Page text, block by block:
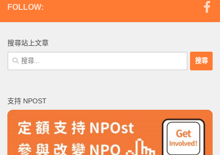
FOLLOW:
搜尋站上文章
搜
尋
字:
支持 NPOST